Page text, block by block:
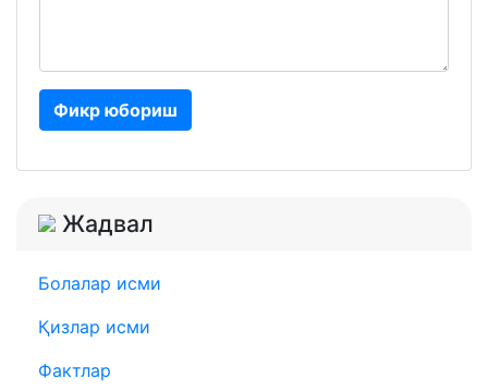
Фикр юбориш
Жадвал
Болалар исми
Қизлар исми
Фактлар